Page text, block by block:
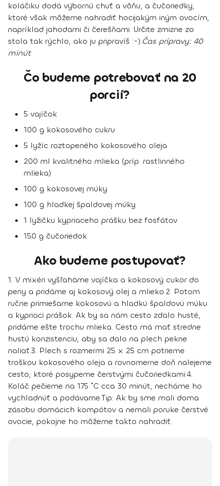
koláčiku dodá výbornú chuť a vôňu, a čučoriedky,
ktoré však môžeme nahradiť hocijakým iným ovocím,
napríklad jahodami či čerešňami. Určite zmizne zo
stola tak rýchlo, ako ju pripravíš :-).Čas prípravy: 40
minút
Čo budeme potrebovať na 20
porcií?
5 vajíčok
100 g kokosového cukru
5 lyžíc roztopeného kokosového oleja
200 ml kvalitného mlieka (príp. rastlinného
mlieka)
100 g kokosovej múky
100 g hladkej špaldovej múky
1 lyžičku kypriaceho prášku bez fosfátov
150 g čučoriedok
Ako budeme postupovať?
1. V mixéri vyšľaháme vajíčka a kokosový cukor do
peny a pridáme aj kokosový olej a mlieko.2. Potom
ručne primiešame kokosovú a hladkú špaldovú múku
a kypriaci prášok. Ak by sa nám cesto zdalo husté,
pridáme ešte trochu mlieka. Cesto má mať stredne
hustú konzistenciu, aby sa dalo na plech pekne
naliať.3. Plech s rozmermi 25 x 25 cm potrieme
troškou kokosového oleja a rovnomerne doň nalejeme
cesto, ktoré posypeme čerstvými čučoriedkami.4.
Koláč pečieme na 175 ˚C cca 30 minút, necháme ho
vychladnúť a podávame.Tip: Ak by sme mali doma
zásobu domácich kompótov a nemali poruke čerstvé
ovocie, pokojne ho môžeme takto nahradiť.